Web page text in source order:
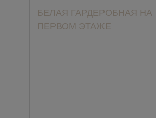
БЕЛАЯ ГАРДЕРОБНАЯ НА
ПЕРВОМ ЭТАЖЕ